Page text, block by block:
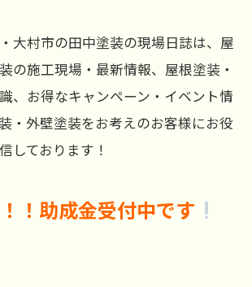
大村市の田中塗装の現場日誌は、屋
の施工現場・最新情報、屋根塗装・
、お得なキャンペーン・イベント情
・外壁塗装をお考えのお客様にお役
しております！
！助成金受付中です